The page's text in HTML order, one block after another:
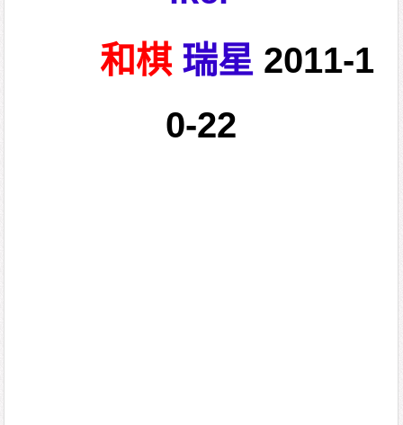
和棋 瑞星 2011-1
0-22